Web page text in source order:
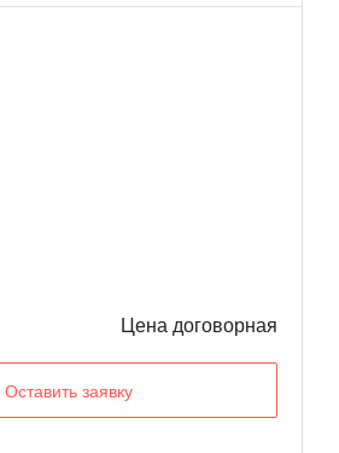
Цена договорная
Оставить заявку